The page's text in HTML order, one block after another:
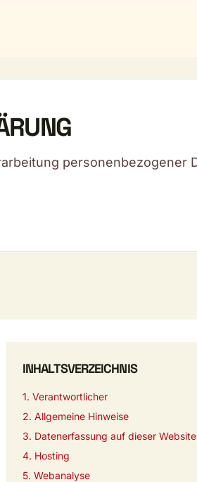
personenbezogener
INHALTSVERZEICHNIS
1. Verantwortlicher
2. Allgemeine Hinweise
3. Datenerfassung auf dieser Website
4. Hosting
5. Webanalyse